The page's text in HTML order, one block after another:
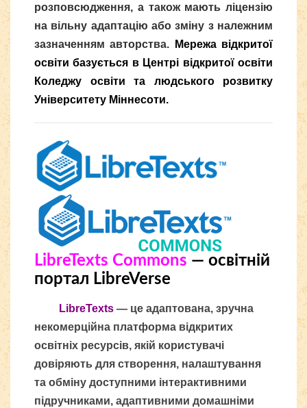
розповсюдження, а також мають ліцензію
на вільну адаптацію або зміну з належним
зазначенням авторства.
Мережа відкритої
освіти базується в Центрі відкритої освіти
Коледжу освіти та людського розвитку
Університету Міннесоти.
LibreTexts Commons — освітній
портал LibreVerse
LibreTexts — це адаптована, зручна
некомерційна платформа відкритих
освітніх ресурсів, якій користувачі
довіряють для створення, налаштування
та обміну доступними інтерактивними
підручниками, адаптивними домашніми